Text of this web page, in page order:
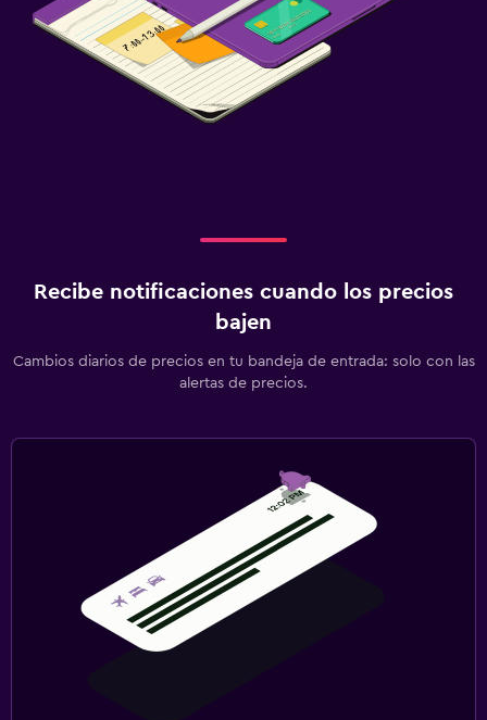
Recibe notificaciones cuando los precios
bajen
Cambios diarios de precios en tu bandeja de entrada: solo con las
alertas de precios.